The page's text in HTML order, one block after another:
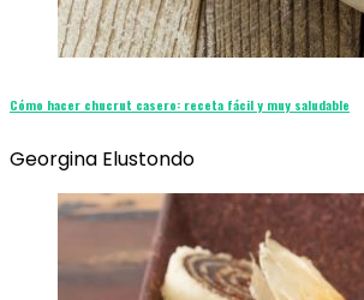
Cómo hacer chucrut casero: receta fácil y muy saludable
Georgina Elustondo